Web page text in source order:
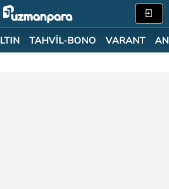
TAHVİL-BONO VARANT